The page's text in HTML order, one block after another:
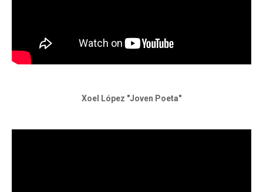
Xoel López "Joven Poeta"